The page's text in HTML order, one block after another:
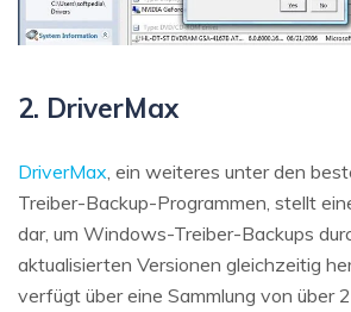
2. DriverMax
DriverMax , ein weiteres unter den
Treiber-Backup-Programmen, stellt
dar, um Windows-Treiber-Backups
aktualisierten Versionen gleichzeitig
verfügt über eine Sammlung von über